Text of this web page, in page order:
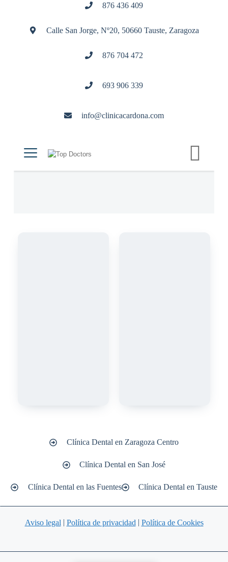
876 436 409
Calle San Jorge, Nº20, 50660 Tauste, Zaragoza
876 704 472
693 906 339
info@clinicacardona.com
Clínica Dental en Zaragoza Centro
Clínica Dental en San José
Clínica Dental en las Fuentes Clínica Dental en Tauste
Aviso legal | Política de privacidad | Política de Cookies